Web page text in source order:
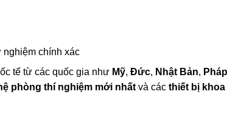
nghiệm chính xác
tế từ các quốc gia như Mỹ, Đức, Nhật Bản, Pháp
phòng thí nghiệm mới nhất và các thiết bị